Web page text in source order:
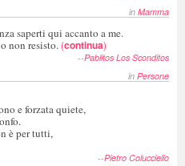
in Mamma
saperti qui accanto a me.
non resisto. (continua)
--Pablitos Los Sconditos
in Persone
e forzata quiete,
è per tutti,
--Pietro Colucciello